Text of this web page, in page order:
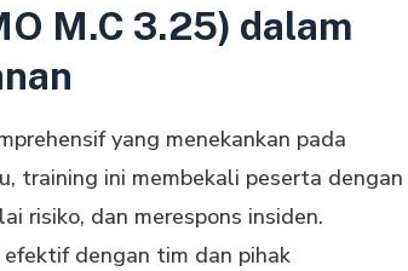
M.C 3.25) dalam
yang menekankan pada
training ini membekali peserta dengan
risiko, dan merespons insiden.
dengan tim dan pihak